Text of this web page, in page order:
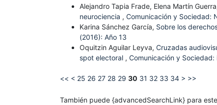
Alejandro Tapia Frade, Elena Martín
neurociencia , Comunicación y Sociedad:
Karina Sánchez García, Sobre los
(2016): Año 13
Oquitzin Aguilar Leyva, Cruzadas
spot electoral , Comunicación y
<< < 25 26 27 28 29 30 31 32 33 34 > >>
También puede {advancedSearchLink} para